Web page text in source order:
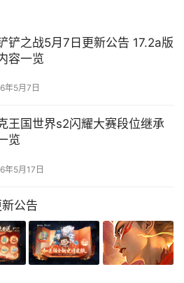
铲之战5月7日更新公告 17.2a版
容一览
年5月7日
王国世界s2闪耀大赛段位继承
览
年5月17日
公告